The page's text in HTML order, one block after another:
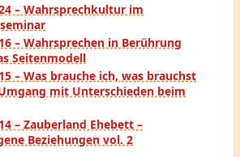
– Wahrsprechkultur im
– Wahrsprechen in Berührung
Seitenmodell
– Was brauche ich, was brauchst
mit Unterschieden beim
– Zauberland Ehebett –
Beziehungen vol. 2